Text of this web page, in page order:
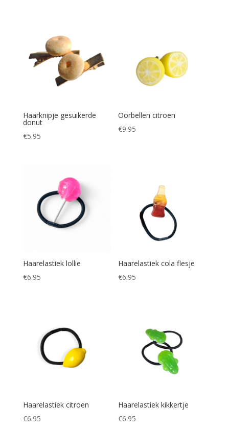
Haarknipje gesuikerde
donut
€5.95
Oorbellen citroen
€9.95
Haarelastiek lollie
€6.95
Haarelastiek cola flesje
€6.95
Haarelastiek citroen
€6.95
Haarelastiek kikkertje
€6.95